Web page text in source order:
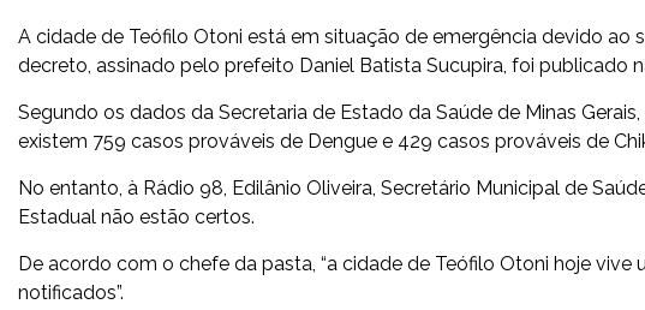
A cidade de Teófilo Otoni está em situação de emergência devido ao
decreto, assinado pelo prefeito Daniel Batista Sucupira, foi publicado
Segundo os dados da Secretaria de Estado da Saúde de Minas
existem 759 casos prováveis de Dengue e 429 casos prováveis de
No entanto, à Rádio 98, Edilânio Oliveira, Secretário Municipal de
Estadual não estão certos.
De acordo com o chefe da pasta, “a cidade de Teófilo Otoni hoje
notificados”.